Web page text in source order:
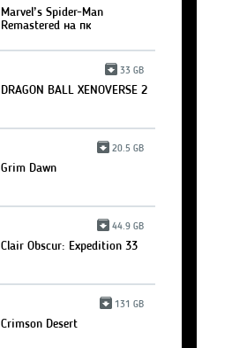
Marvel’s Spider-Man
Remastered на пк
33 GB
DRAGON BALL XENOVERSE 2
20.5 GB
Grim Dawn
44.9 GB
Clair Obscur: Expedition 33
131 GB
Crimson Desert